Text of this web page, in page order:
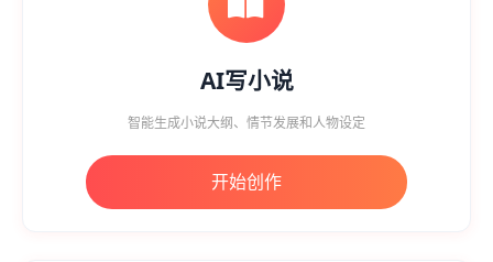
AI写小说
智能生成小说大纲、情节发展和人物设定
开始创作